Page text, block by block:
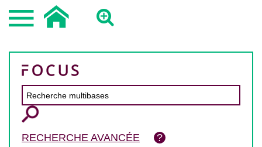
RECHERCHE AVANCÉE